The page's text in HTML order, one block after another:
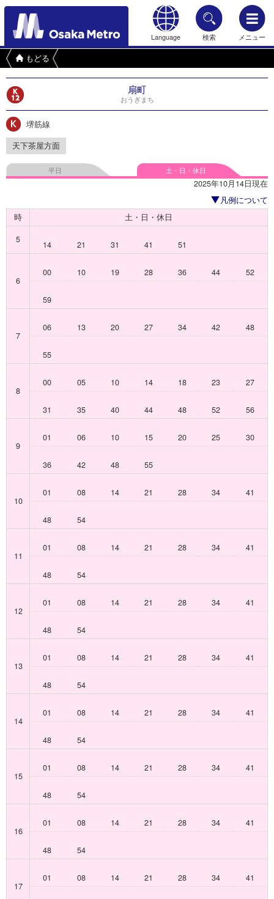
Language 検索 メニュー
もどる
扇町
おうぎまち
堺筋線
天下茶屋方面
平日 土・日・休日
2025年10月14日現在
凡例について
時
土・日・休日
5
14 21 31 41 51
6
00 10 19 28 36 44 52
59
7
06 13 20 27 34 42 48
55
8
00 05 10 14 18 23 27
31 35 40 44 48 52 56
9
01 06 10 15 20 25 30
36 42 48 55
10
01 08 14 21 28 34 41
48 54
11
01 08 14 21 28 34 41
48 54
12
01 08 14 21 28 34 41
48 54
13
01 08 14 21 28 34 41
48 54
14
01 08 14 21 28 34 41
48 54
15
01 08 14 21 28 34 41
48 54
16
01 08 14 21 28 34 41
48 54
17
01 08 14 21 28 34 41